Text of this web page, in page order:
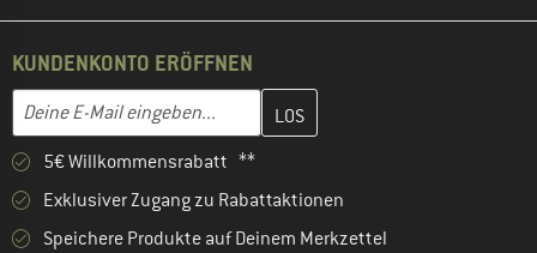
KUNDENKONTO ERÖFFNEN
E-Mail-Adresse
Gib hier deine E-Mail-Adresse ein und erstelle im nächsten
5€ Willkommensrabatt **
Exklusiver Zugang zu Rabattaktionen
Speichere Produkte auf Deinem Merkzettel